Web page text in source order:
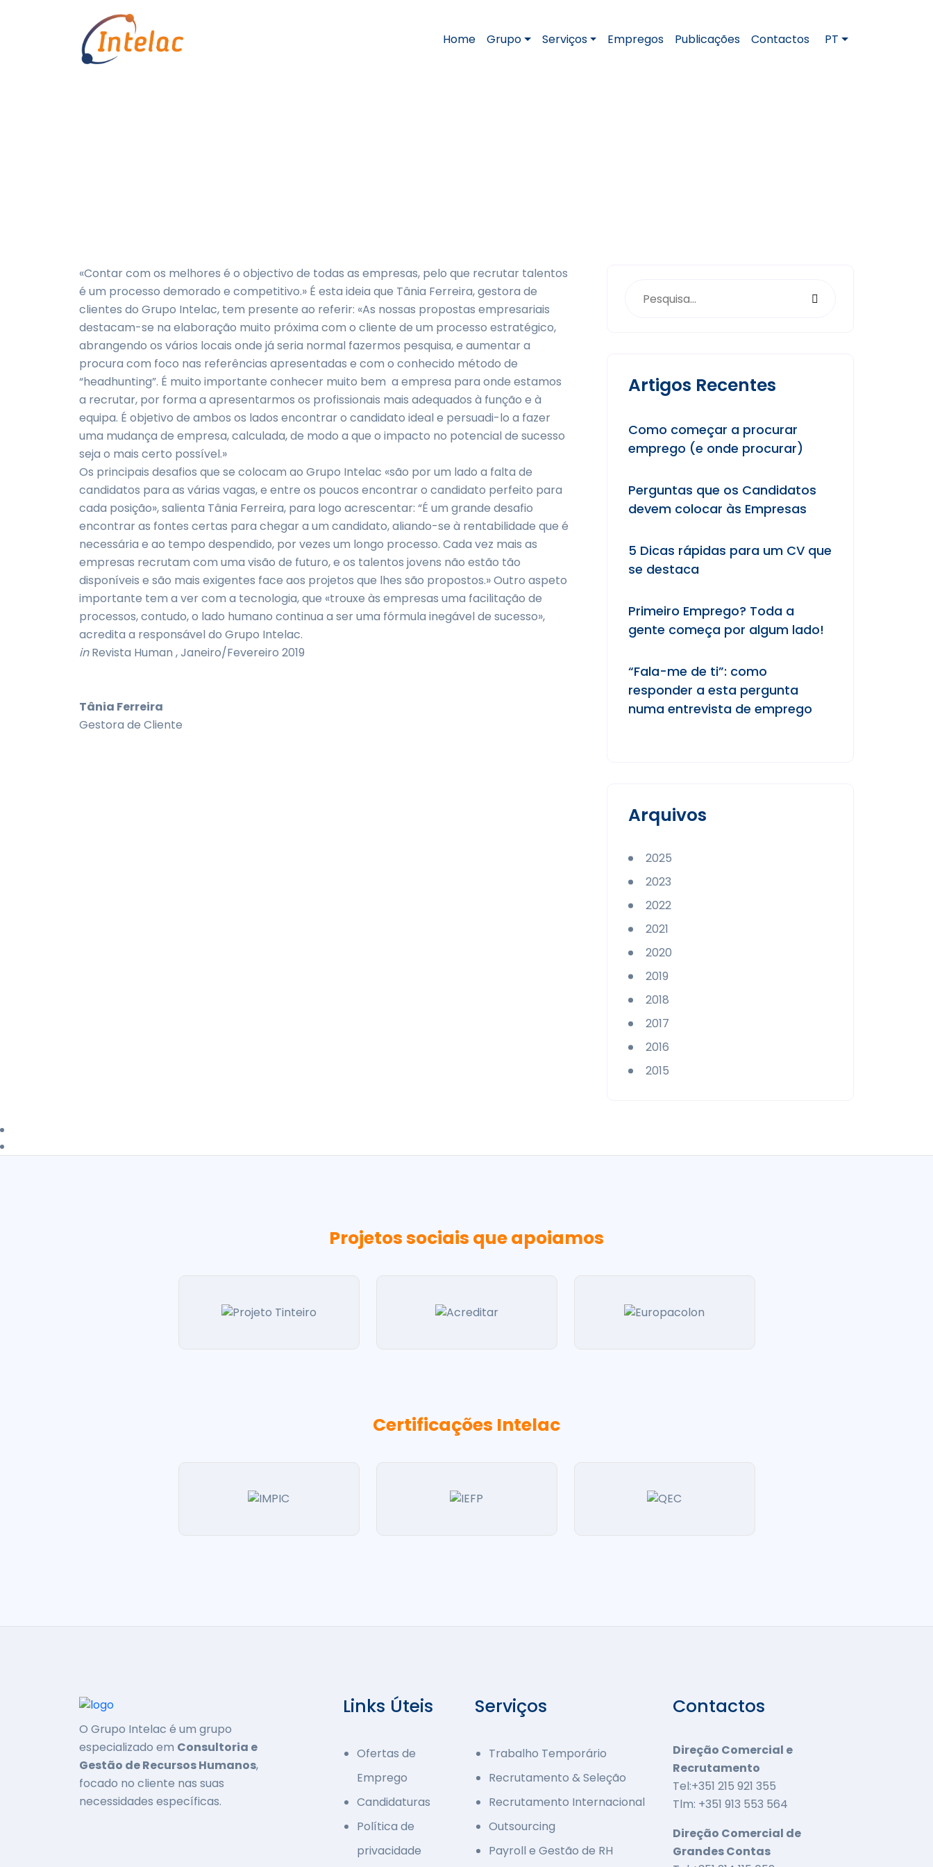
Home Grupo Serviços Empregos Publicações Contactos PT
«Contar com os melhores é o objectivo de todas as empresas, pelo que recrutar talentos
é um processo demorado e competitivo.» É esta ideia que Tânia Ferreira, gestora de
clientes do Grupo Intelac, tem presente ao referir: «As nossas propostas empresariais
destacam-se na elaboração muito próxima com o cliente de um processo estratégico,
abrangendo os vários locais onde já seria normal fazermos pesquisa, e aumentar a
procura com foco nas referências apresentadas e com o conhecido método de
“headhunting”. É muito importante conhecer muito bem a empresa para onde estamos
a recrutar, por forma a apresentarmos os profissionais mais adequados à função e à
equipa. É objetivo de ambos os lados encontrar o candidato ideal e persuadi-lo a fazer
uma mudança de empresa, calculada, de modo a que o impacto no potencial de sucesso
seja o mais certo possível.»
Os principais desafios que se colocam ao Grupo Intelac «são por um lado a falta de
candidatos para as várias vagas, e entre os poucos encontrar o candidato perfeito para
cada posição», salienta Tânia Ferreira, para logo acrescentar: “É um grande desafio
encontrar as fontes certas para chegar a um candidato, aliando-se à rentabilidade que é
necessária e ao tempo despendido, por vezes um longo processo. Cada vez mais as
empresas recrutam com uma visão de futuro, e os talentos jovens não estão tão
disponíveis e são mais exigentes face aos projetos que lhes são propostos.» Outro aspeto
importante tem a ver com a tecnologia, que «trouxe às empresas uma facilitação de
processos, contudo, o lado humano continua a ser uma fórmula inegável de sucesso»,
acredita a responsável do Grupo Intelac.
inRevista Human , Janeiro/Fevereiro 2019
Tânia Ferreira
Gestora de Cliente
Artigos Recentes
Como começar a procurar
emprego (e onde procurar)
Perguntas que os Candidatos
devem colocar às Empresas
5 Dicas rápidas para um CV que
se destaca
Primeiro Emprego? Toda a
gente começa por algum lado!
“Fala-me de ti”: como
responder a esta pergunta
numa entrevista de emprego
Arquivos
2025
2023
2022
2021
2020
2019
2018
2017
2016
2015
Projetos sociais que apoiamos
Certificações Intelac
O Grupo Intelac é um grupo
especializado em Consultoria e
Gestão de Recursos Humanos,
focado no cliente nas suas
necessidades específicas.
Links Úteis
Ofertas de
Emprego
Candidaturas
Política de
privacidade
Serviços
Trabalho Temporário
Recrutamento & Seleção
Recrutamento Internacional
Outsourcing
Payroll e Gestão de RH
Contactos
Direção Comercial e
Recrutamento
Tel:+351 215 921 355
Tlm: +351 913 553 564
Direção Comercial de
Grandes Contas